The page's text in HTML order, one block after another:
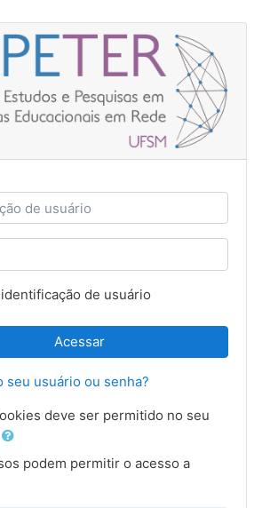
de usuário
de usuário
Acessar
seu usuário ou senha?
deve ser permitido no seu
podem permitir o acesso a